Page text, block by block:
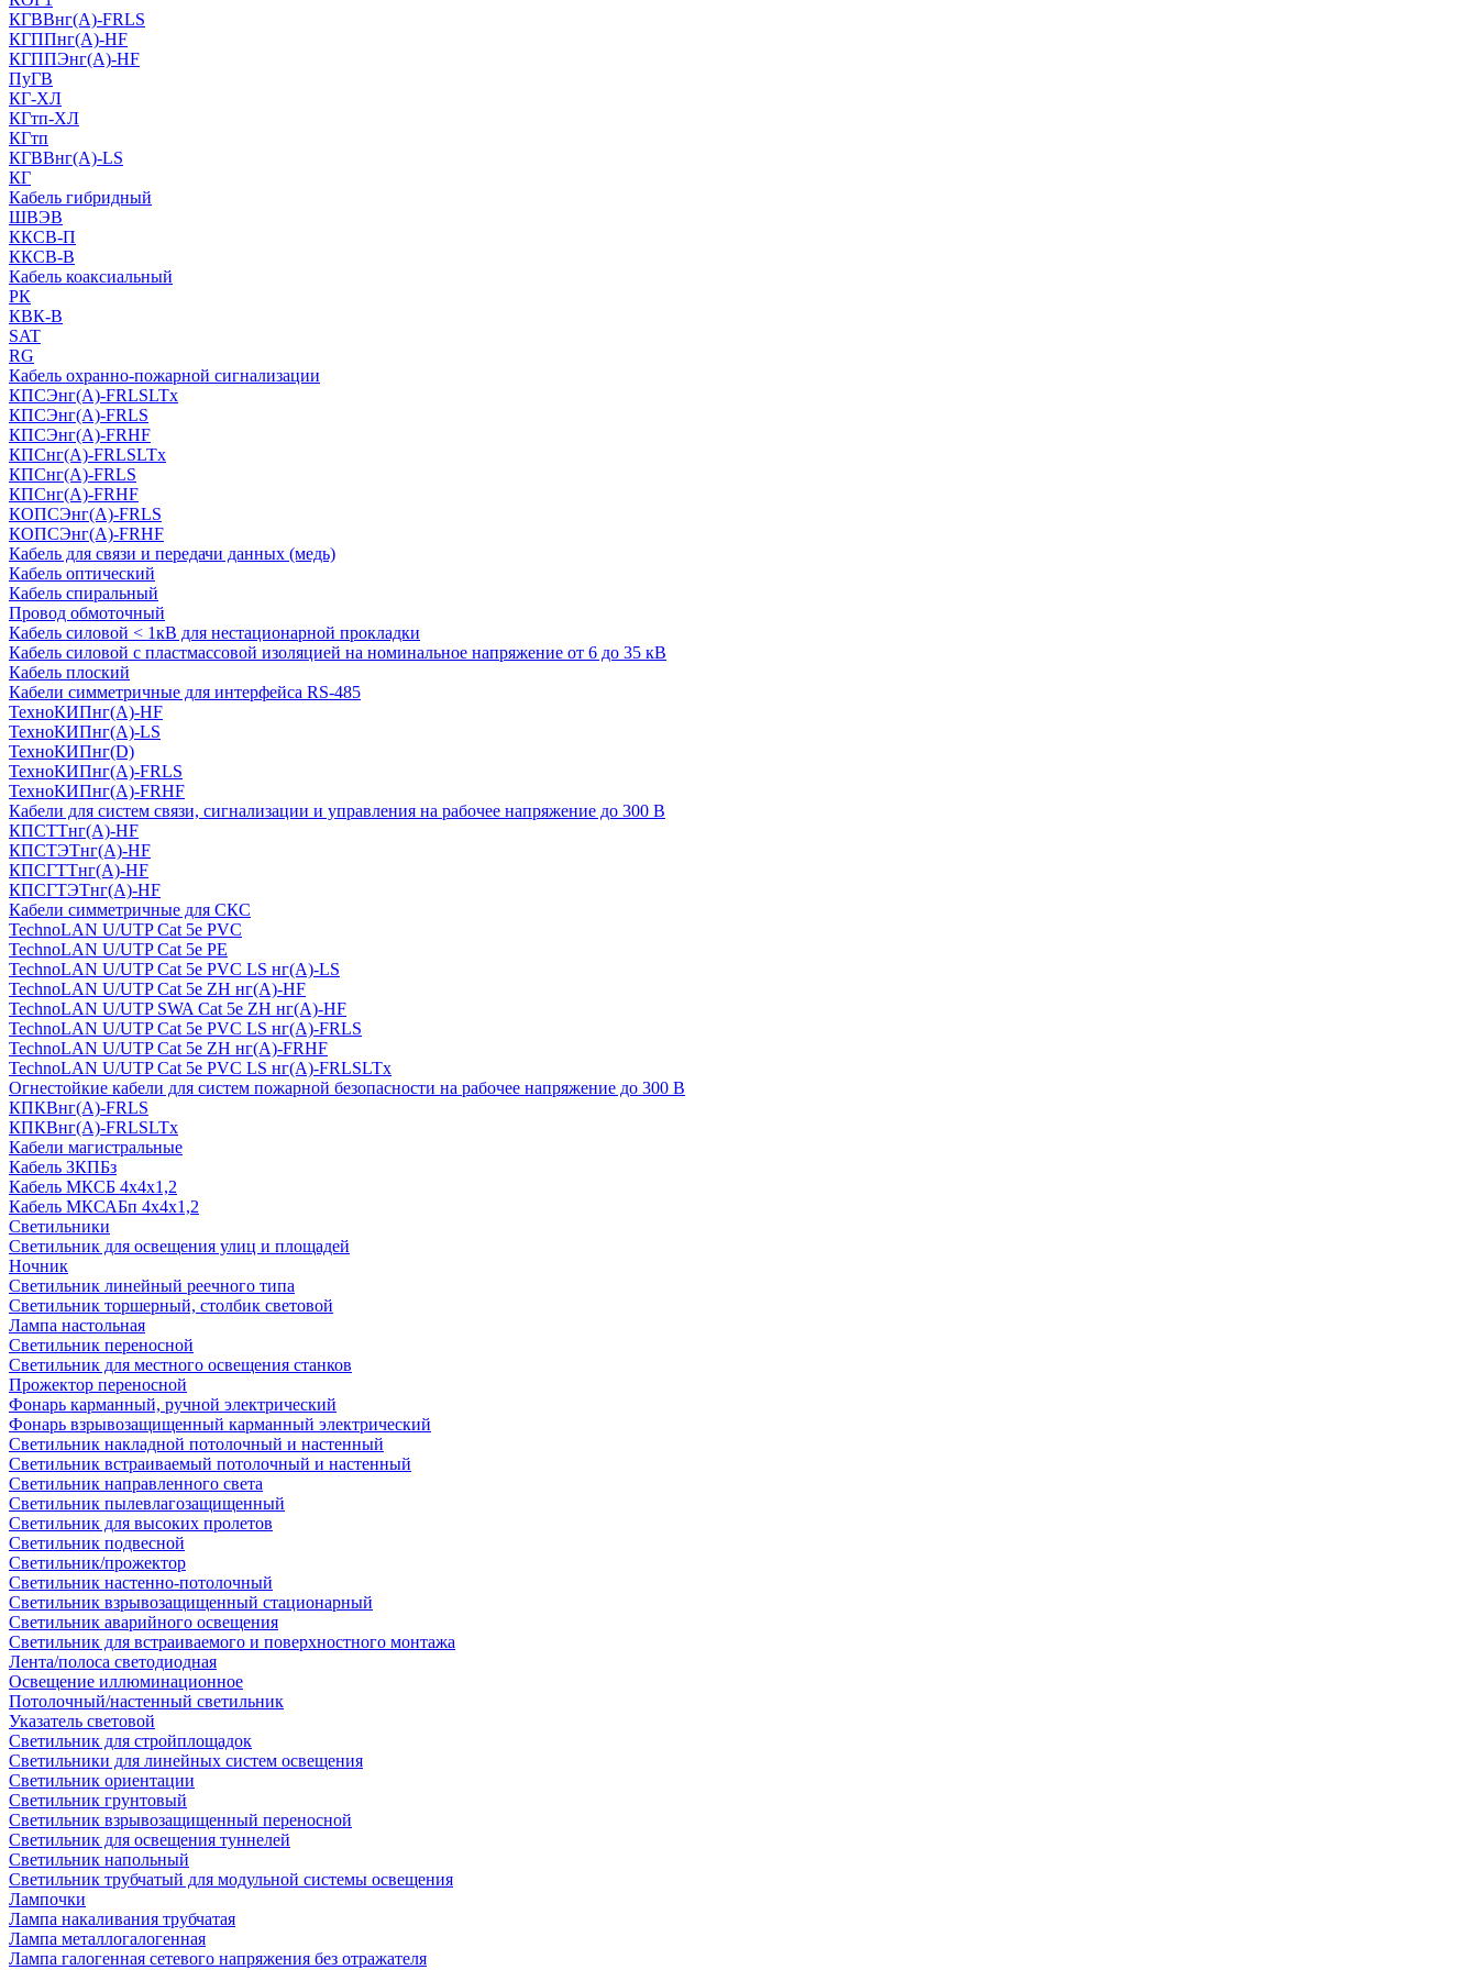
КГВВнг(А)-FRLS
КГППнг(A)-HF
КГППЭнг(A)-HF
ПуГВ
КГ-ХЛ
КГтп-ХЛ
КГтп
КГВВнг(А)-LS
КГ
Кабель гибридный
ШВЭВ
ККСВ-П
ККСВ-В
Кабель коаксиальный
РК
КВК-В
SAT
RG
Кабель охранно-пожарной сигнализации
КПСЭнг(А)-FRLSLTx
КПСЭнг(А)-FRLS
КПСЭнг(А)-FRHF
КПСнг(А)-FRLSLTx
КПСнг(А)-FRLS
КПСнг(А)-FRHF
КОПСЭнг(А)-FRLS
КОПСЭнг(А)-FRHF
Кабель для связи и передачи данных (медь)
Кабель оптический
Кабель спиральный
Провод обмоточный
Кабель силовой < 1кВ для нестационарной прокладки
Кабель силовой с пластмассовой изоляцией на номинальное напряжение от 6 до 35 кВ
Кабель плоский
Кабели симметричные для интерфейса RS-485
ТеxноКИПнг(A)-HF
ТеxноКИПнг(A)-LS
ТеxноКИПнг(D)
ТехноКИПнг(A)-FRLS
ТехноКИПнг(A)-FRHF
Кабели для систем связи, сигнализации и управления на рабочее напряжение до 300 В
КПСТТнг(A)-HF
КПСТЭТнг(A)-HF
КПСГТТнг(A)-HF
КПСГТЭТнг(A)-HF
Кабели симметричные для СКС
TechnoLAN U/UTP Cat 5e PVC
TechnoLAN U/UTP Cat 5e PE
TechnoLAN U/UTP Cat 5e PVC LS нг(A)-LS
TechnoLAN U/UTP Cat 5e ZH нг(A)-HF
TechnoLAN U/UTP SWA Cat 5e ZH нг(A)-HF
TechnoLAN U/UTP Cat 5e PVC LS нг(A)-FRLS
TechnoLAN U/UTP Cat 5e ZH нг(A)-FRHF
TechnoLAN U/UTP Cat 5e PVC LS нг(A)-FRLSLTx
Огнестойкие кабели для систем пожарной безопасности на рабочее напряжение до 300 В
КПКВнг(A)-FRLS
КПКВнг(A)-FRLSLTx
Кабели магистральные
Кабель ЗКПБз
Кабель МКСБ 4х4х1,2
Кабель МКСАБп 4х4х1,2
Светильники
Светильник для освещения улиц и площадей
Ночник
Светильник линейный реечного типа
Светильник торшерный, столбик световой
Лампа настольная
Светильник переносной
Светильник для местного освещения станков
Прожектор переносной
Фонарь карманный, ручной электрический
Фонарь взрывозащищенный карманный электрический
Светильник накладной потолочный и настенный
Светильник встраиваемый потолочный и настенный
Светильник направленного света
Светильник пылевлагозащищенный
Светильник для высоких пролетов
Светильник подвесной
Светильник/прожектор
Светильник настенно-потолочный
Светильник взрывозащищенный стационарный
Светильник аварийного освещения
Светильник для встраиваемого и поверхностного монтажа
Лента/полоса светодиодная
Освещение иллюминационное
Потолочный/настенный светильник
Указатель световой
Светильник для стройплощадок
Светильники для линейных систем освещения
Светильник ориентации
Светильник грунтовый
Светильник взрывозащищенный переносной
Светильник для освещения туннелей
Светильник напольный
Светильник трубчатый для модульной системы освещения
Лампочки
Лампа накаливания трубчатая
Лампа металлогалогенная
Лампа галогенная сетевого напряжения без отражателя